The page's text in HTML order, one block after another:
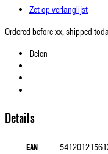
Zet op verlanglijst
Ordered before xx, shipped
Delen
Details
EAN